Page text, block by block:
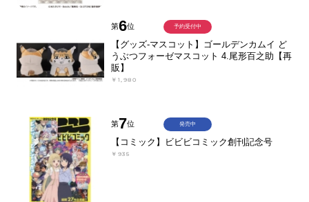
第6位
【グッズ-マスコット】ゴールデンカムイ ど
うぶつフォーゼマスコット 4.尾形百之助【再
販】
￥1,980
予約受付中
第7位
【コミック】ビビビコミック創刊記念号
￥935
発売中